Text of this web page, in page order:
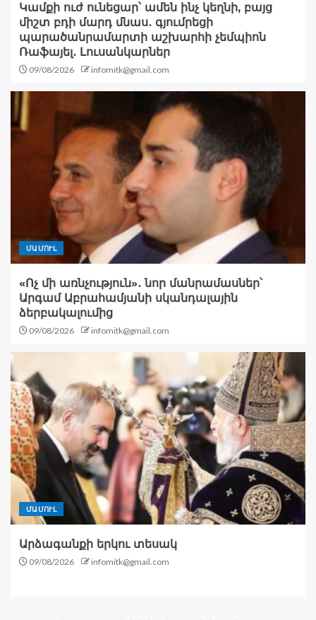
Կամքի ուժ ունեցար՝ ամեն ինչ կեղնի, բայց
միշտ բդի մարդ մնաս․ գյումրեցի
պարածանրամարտի աշխարհի չեմպիոն
Ռաֆայել․ Լուսանկարներ
09/08/2026 infomitk@gmail.com
ՄԱՄՈՒԼ
«Ոչ մի առնչություն»․ նոր մանրամասներ՝
Արգամ Աբրահամյանի սկանդալային
ձերբակալումից
09/08/2026 infomitk@gmail.com
ՄԱՄՈՒԼ
Արձագանքի երկու տեսակ
09/08/2026 infomitk@gmail.com